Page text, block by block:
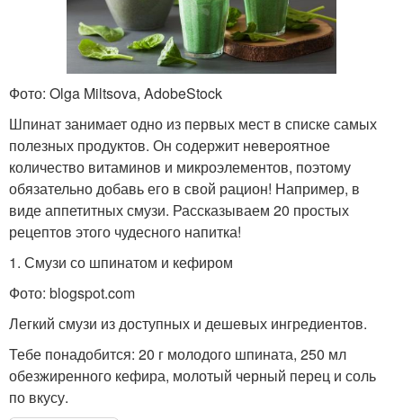
Фото: Olga Miltsova, AdobeStock
Шпинат занимает одно из первых мест в списке самых
полезных продуктов. Он содержит невероятное
количество витаминов и микроэлементов, поэтому
обязательно добавь его в свой рацион! Например, в
виде аппетитных смузи. Рассказываем 20 простых
рецептов этого чудесного напитка!
1. Смузи со шпинатом и кефиром
Фото: blogspot.com
Легкий смузи из доступных и дешевых ингредиентов.
Тебе понадобится: 20 г молодого шпината, 250 мл
обезжиренного кефира, молотый черный перец и соль
по вкусу.